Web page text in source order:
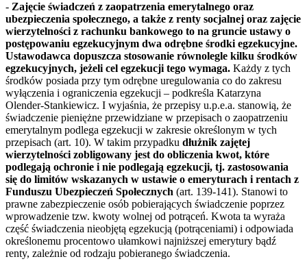
- Zajęcie świadczeń z zaopatrzenia emerytalnego oraz
ubezpieczenia społecznego, a także z renty socjalnej oraz zajęcie
wierzytelności z rachunku bankowego to na gruncie ustawy o
postępowaniu egzekucyjnym dwa odrębne środki egzekucyjne.
Ustawodawca dopuszcza stosowanie równolegle kilku środków
egzekucyjnych, jeżeli cel egzekucji tego wymaga. Każdy z tych
środków posiada przy tym odrębne uregulowania co do zakresu
wyłączenia i ograniczenia egzekucji – podkreśla Katarzyna
Olender-Stankiewicz. I wyjaśnia, że przepisy u.p.e.a. stanowią, że
świadczenie pieniężne przewidziane w przepisach o zaopatrzeniu
emerytalnym podlega egzekucji w zakresie określonym w tych
przepisach (art. 10). W takim przypadku dłużnik zajętej
wierzytelności zobligowany jest do obliczenia kwot, które
podlegają ochronie i nie podlegają egzekucji, tj. zastosowania
się do limitów wskazanych w ustawie o emeryturach i rentach z
Funduszu Ubezpieczeń Społecznych (art. 139-141). Stanowi to
prawne zabezpieczenie osób pobierających świadczenie poprzez
wprowadzenie tzw. kwoty wolnej od potrąceń. Kwota ta wyraża
część świadczenia nieobjętą egzekucją (potrąceniami) i odpowiada
określonemu procentowo ułamkowi najniższej emerytury bądź
renty, zależnie od rodzaju pobieranego świadczenia.